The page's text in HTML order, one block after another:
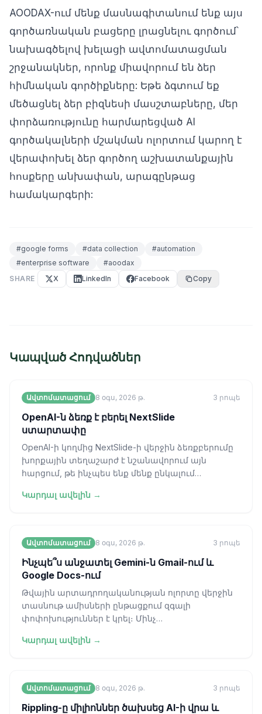
AOODAX-ում մենք մասնագիտանում ենք այս
գործառնական բացերը լրացնելու գործում՝
նախագծելով խելացի ավտոմատացման
շրջանակներ, որոնք միավորում են ձեր
հիմնական գործիքները: Եթե ձգտում եք
մեծացնել ձեր բիզնեսի մասշտաբները, մեր
փորձառությունը հարմարեցված AI
գործակալների մշակման ոլորտում կարող է
վերափոխել ձեր գործող աշխատանքային
հոսքերը անխափան, արագընթաց
համակարգերի:
#google forms #data collection #automation
#enterprise software #aoodax
SHARE
X LinkedIn Facebook Copy
Կապված Հոդվածներ
Ավտոմատացում 8 օգս, 2026 թ. 3 րոպե
OpenAI-ն ձեռք է բերել NextSlide
ստարտափը
OpenAI-ի կողմից NextSlide-ի վերջին ձեռքբերումը
խորքային տեղաշարժ է նշանավորում այն
հարցում, թե ինչպես ենք մենք ընկալում
Կարդալ ավելին →
Ավտոմատացում 8 օգս, 2026 թ. 3 րոպե
Ինչպե՞ս անջատել Gemini-ն Gmail-ում և
Google Docs-ում
Թվային արտադրողականության ոլորտը վերջին
տասնութ ամիսների ընթացքում զգալի
փոփոխություններ է կրել։ Մինչ
արհեստական բանական
Կարդալ ավելին →
Ավտոմատացում 8 օգս, 2026 թ. 3 րոպե
Rippling-ը միլիոններ ծախսեց AI-ի վրա և